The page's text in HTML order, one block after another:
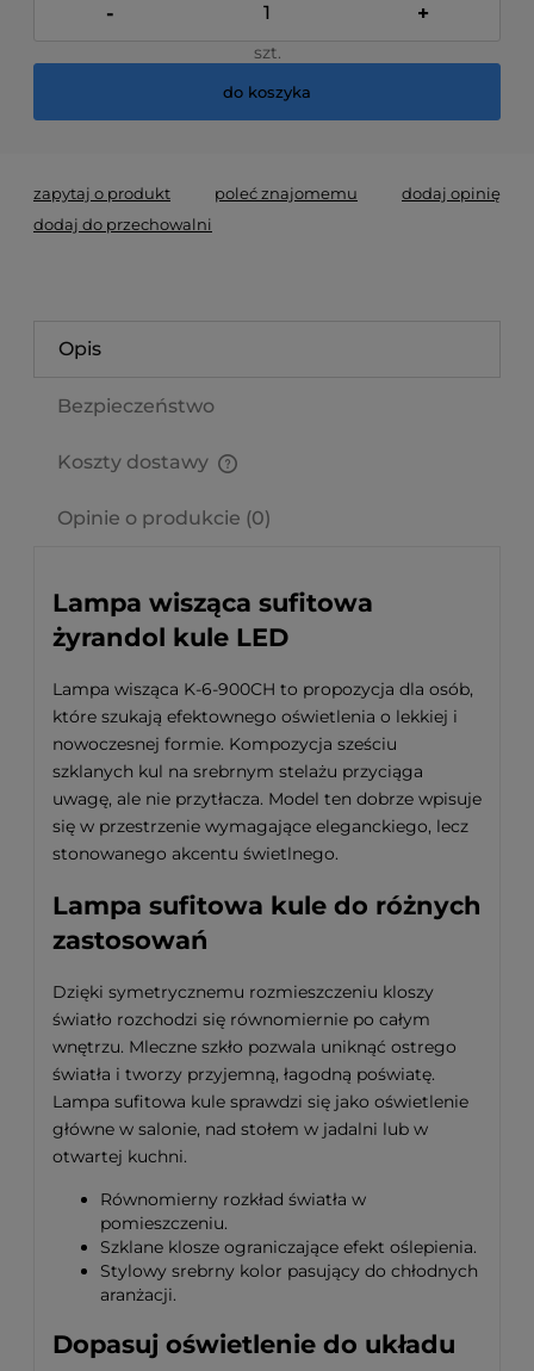
- +
szt.
do koszyka
zapytaj o produkt poleć znajomemu
dodaj opinię
dodaj do przechowalni
Opis
Bezpieczeństwo
Koszty dostawy
Opinie o produkcie (0)
Lampa wisząca sufitowa
żyrandol kule LED
Lampa wisząca K-6-900CH to propozycja dla osób,
które szukają efektownego oświetlenia o lekkiej i
nowoczesnej formie. Kompozycja sześciu
szklanych kul na srebrnym stelażu przyciąga
uwagę, ale nie przytłacza. Model ten dobrze wpisuje
się w przestrzenie wymagające eleganckiego, lecz
stonowanego akcentu świetlnego.
Lampa sufitowa kule do różnych
zastosowań
Dzięki symetrycznemu rozmieszczeniu kloszy
światło rozchodzi się równomiernie po całym
wnętrzu. Mleczne szkło pozwala uniknąć ostrego
światła i tworzy przyjemną, łagodną poświatę.
Lampa sufitowa kule sprawdzi się jako oświetlenie
główne w salonie, nad stołem w jadalni lub w
otwartej kuchni.
Równomierny rozkład światła w
pomieszczeniu.
Szklane klosze ograniczające efekt oślepienia.
Stylowy srebrny kolor pasujący do chłodnych
aranżacji.
Dopasuj oświetlenie do układu